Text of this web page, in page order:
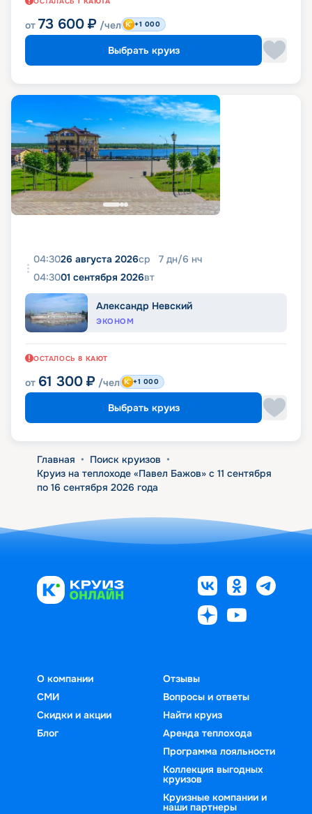
от 73 600 ₽ /чел +1 000
Выбрать круиз
04:3026 августа 2026ср 7 дн/6 нч
04:3001 сентября 2026вт
Александр Невский
ЭКОНОМ
ОСТАЛОСЬ 8 КАЮТ
от 61 300 ₽ /чел +1 000
Выбрать круиз
Главная • Поиск круизов •
Круиз на теплоходе «Павел Бажов» с 11 сентября
по 16 сентября 2026 года
О компании
СМИ
Скидки и акции
Блог
Отзывы
Вопросы и ответы
Найти круиз
Аренда теплохода
Программа лояльности
Коллекция выгодных
круизов
Круизные компании и
наши партнеры